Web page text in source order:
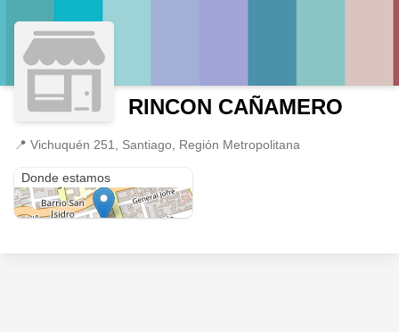
RINCON CAÑAMERO
📍 Vichuquén 251, Santiago, Región Metropolitana
Donde estamos